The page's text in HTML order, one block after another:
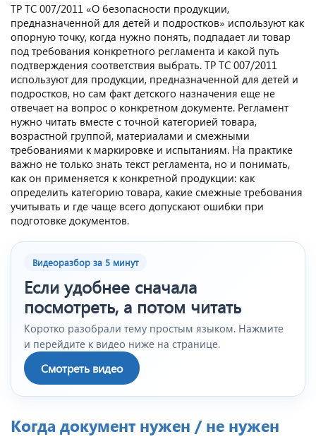
ТР ТС 007/2011 «О безопасности продукции,
предназначенной для детей и подростков» используют как
опорную точку, когда нужно понять, подпадает ли товар
под требования конкретного регламента и какой путь
подтверждения соответствия выбрать. ТР ТС 007/2011
используют для продукции, предназначенной для детей и
подростков, но сам факт детского назначения еще не
отвечает на вопрос о конкретном документе. Регламент
нужно читать вместе с точной категорией товара,
возрастной группой, материалами и смежными
требованиями к маркировке и испытаниям. На практике
важно не только знать текст регламента, но и понимать,
как он применяется к конкретной продукции: как
определить категорию товара, какие смежные требования
учитывать и где чаще всего допускают ошибки при
подготовке документов.
Видеоразбор за 5 минут
Если удобнее сначала
посмотреть, а потом читать
Коротко разобрали тему простым языком. Нажмите
и перейдите к видео ниже на странице.
Смотреть видео
Когда документ нужен / не нужен